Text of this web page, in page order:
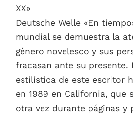
XX»
Deutsche Welle «En
mundial se demuestra la
género novelesco y sus
fracasan ante su presente.
estilística de este escritor
en 1989 en California, que
otra vez durante páginas y